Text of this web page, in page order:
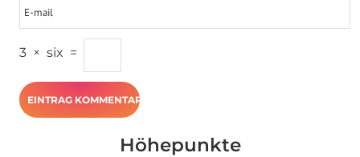
3 × six =
Höhepunkte